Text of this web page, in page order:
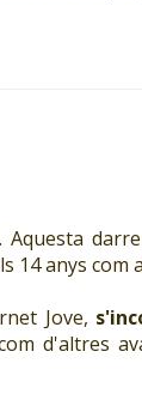
. Aquesta
14 anys com
Jove,
d'altres